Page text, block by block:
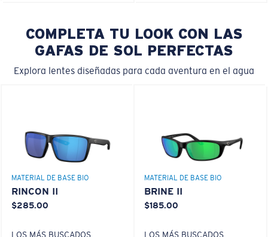
COMPLETA TU LOOK CON LAS
GAFAS DE SOL PERFECTAS
Explora lentes diseñadas para cada aventura en el agua
MATERIAL DE BASE BIO
RINCON II
$285.00
LOS MÁS BUSCADOS
MATERIAL DE BASE BIO
BRINE II
$185.00
LOS MÁS BUSCADOS